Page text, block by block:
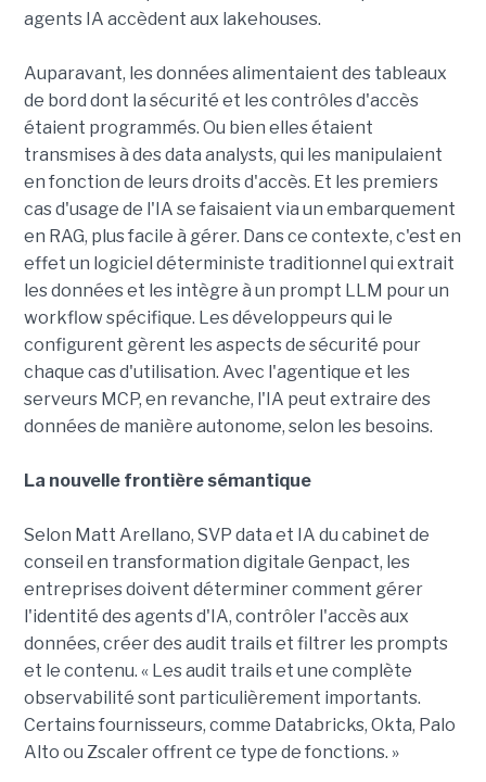
agents IA accèdent aux lakehouses.
Auparavant, les données alimentaient des tableaux
de bord dont la sécurité et les contrôles d'accès
étaient programmés. Ou bien elles étaient
transmises à des data analysts, qui les manipulaient
en fonction de leurs droits d'accès. Et les premiers
cas d'usage de l'IA se faisaient via un embarquement
en RAG, plus facile à gérer. Dans ce contexte, c'est en
effet un logiciel déterministe traditionnel qui extrait
les données et les intègre à un prompt LLM pour un
workflow spécifique. Les développeurs qui le
configurent gèrent les aspects de sécurité pour
chaque cas d'utilisation. Avec l'agentique et les
serveurs MCP, en revanche, l'IA peut extraire des
données de manière autonome, selon les besoins.
La nouvelle frontière sémantique
Selon Matt Arellano, SVP data et IA du cabinet de
conseil en transformation digitale Genpact, les
entreprises doivent déterminer comment gérer
l'identité des agents d'IA, contrôler l'accès aux
données, créer des audit trails et filtrer les prompts
et le contenu. « Les audit trails et une complète
observabilité sont particulièrement importants.
Certains fournisseurs, comme Databricks, Okta, Palo
Alto ou Zscaler offrent ce type de fonctions. »